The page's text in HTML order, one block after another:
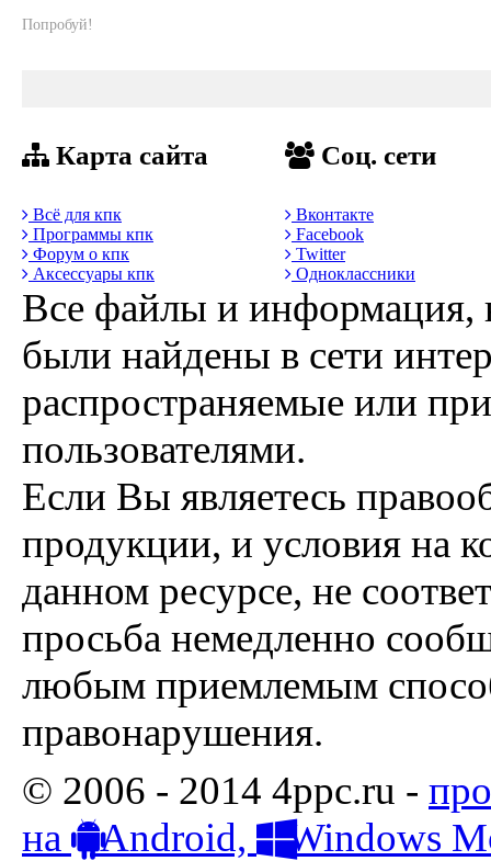
Попробуй!
Карта сайта
Всё для кпк
Программы кпк
Форум о кпк
Аксессуары кпк
Соц. сети
Вконтакте
Facebook
Twitter
Одноклассники
Все файлы и информация,
были найдены в сети
распространяемые или
пользователями.
Если Вы являетесь
продукции, и условия на
данном ресурсе, не
просьба немедленно
любым приемлемым
правонарушения.
© 2006 - 2014 4ppc.ru -
на
Android, Windows